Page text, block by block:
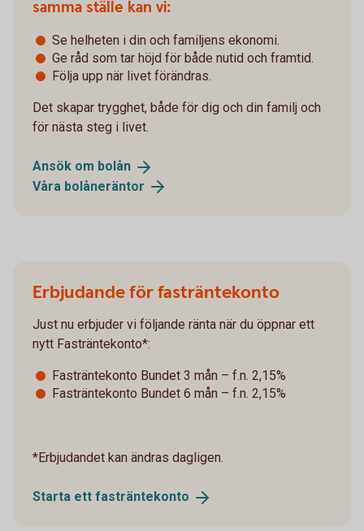
samma ställe kan vi:
Se helheten i din och familjens ekonomi.
Ge råd som tar höjd för både nutid och framtid.
Följa upp när livet förändras.
Det skapar trygghet, både för dig och din familj och
för nästa steg i livet.
Ansök om bolån
Våra bolåneräntor
Erbjudande för fasträntekonto
Just nu erbjuder vi följande ränta när du öppnar ett
nytt Fasträntekonto*:
Fasträntekonto Bundet 3 mån – f.n. 2,15%
Fasträntekonto Bundet 6 mån – f.n. 2,15%
*Erbjudandet kan ändras dagligen.
Starta ett fasträntekonto